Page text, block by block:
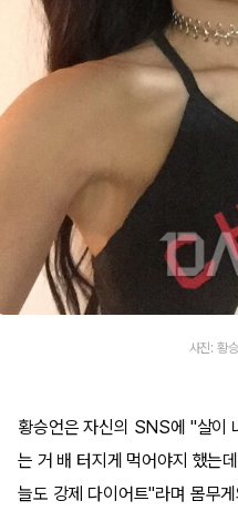
사진: 황
황승언은 자신의 SNS에 "살이
는 거 배 터지게 먹어야지 했는
늘도 강제 다이어트"라며 몸무